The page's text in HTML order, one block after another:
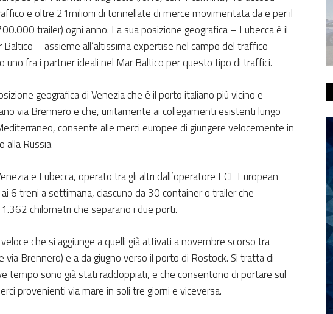
e oltre 21milioni di tonnellate di merce movimentata da e per il
trailer) ogni anno. La sua posizione geografica – Lubecca è il
– assieme all’altissima expertise nel campo del traffico
uno fra i partner ideali nel Mar Baltico per questo tipo di traffici.
geografica di Venezia che è il porto italiano più vicino e
via Brennero e che, unitamente ai collegamenti esistenti lungo
consente alle merci europee di giungere velocemente in
alla Russia.
e Lubecca, operato tra gli altri dall’operatore ECL European
6 treni a settimana, ciascuno da 30 container o trailer che
chilometri che separano i due porti.
che si aggiunge a quelli già attivati a novembre scorso tra
Brennero) e a da giugno verso il porto di Rostock. Si tratta di
tempo sono già stati raddoppiati, e che consentono di portare sul
provenienti via mare in soli tre giorni e viceversa.